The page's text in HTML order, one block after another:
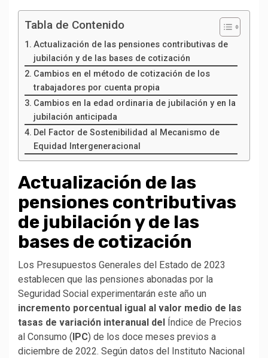
Tabla de Contenido
Actualización de las pensiones contributivas de
jubilación y de las bases de cotización
Cambios en el método de cotización de los
trabajadores por cuenta propia
Cambios en la edad ordinaria de jubilación y en la
jubilación anticipada
Del Factor de Sostenibilidad al Mecanismo de
Equidad Intergeneracional
Actualización de las
pensiones contributivas
de jubilación y de las
bases de cotización
Los Presupuestos Generales del Estado de 2023
establecen que las pensiones abonadas por la
Seguridad Social experimentarán este año un
incremento porcentual igual al valor medio de las
tasas de variación interanual del Índice de Precios
al Consumo (IPC) de los doce meses previos a
diciembre de 2022. Según datos del Instituto Nacional